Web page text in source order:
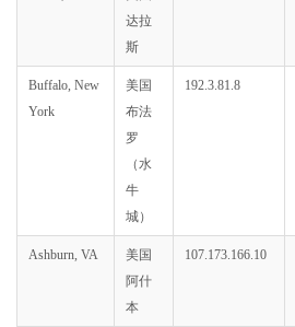
达拉
斯
Buffalo, New
York
美国
布法
罗
（水
牛
城）
192.3.81.8
Ashburn, VA
美国
阿什
本
107.173.166.10